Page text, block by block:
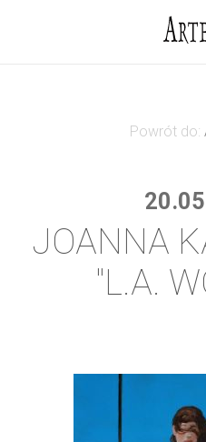
Powrót do:
JOANNA
"L.A.